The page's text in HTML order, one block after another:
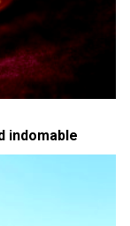
indomable